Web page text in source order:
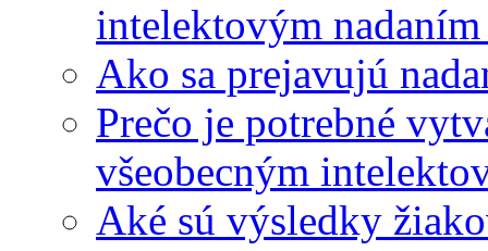
intelektovým
Ako sa prejavujú
Prečo je potrebné
všeobecným
Aké sú výsledky